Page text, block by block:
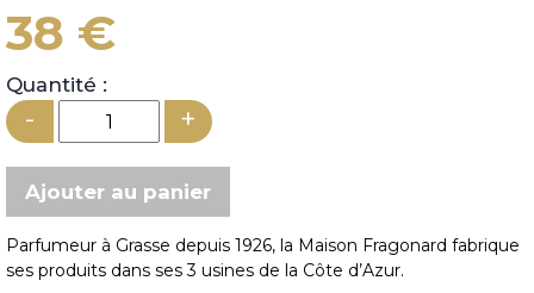
38 €
Quantité :
- +
Parfumeur à Grasse depuis 1926, la Maison Fragonard fabrique
ses produits dans ses 3 usines de la Côte d’Azur.